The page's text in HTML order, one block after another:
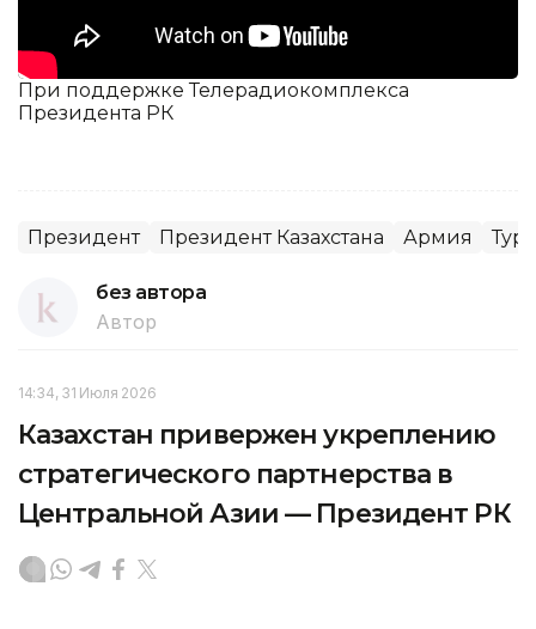
При поддержке Телерадиокомплекса
Президента РК
Президент Президент Казахстана Армия
без автора
Автор
14:34, 31 Июля 2026
Казахстан привержен укреплению
стратегического партнерства в
Центральной Азии — Президент РК